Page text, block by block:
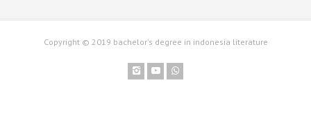
Copyright © 2019 bachelor's degree in indonesia literature